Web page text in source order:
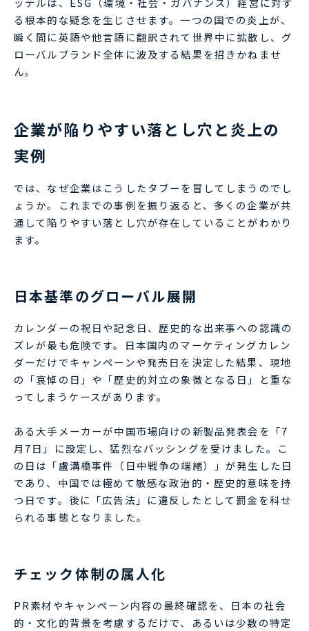
る根本的な疑念を生じさせます。一つの国での炎上が、
瞬く間に英語や他言語に翻訳されて世界中に拡散し、グ
ローバルブランド全体に波及する結果を招きかねませ
ん。
企業が陥りやすい落とし穴と炎上の
実例
では、なぜ企業はこうしたタブーを冒してしまうのでし
ょうか。これまでの事例を振り返ると、多くの企業が共
通して陥りやすい落とし穴が存在していることがわかり
ます。
日本基準のグローバル展開
カレンダーの祝日や記念日、歴史的な出来事への認識の
ズレが最も危険です。日本国内のマーケティングカレン
ダーだけでキャンペーンや発売日を決定した結果、現地
の「哀悼の日」や「歴史的対立の象徴となる日」と重な
ってしまうケースがあります。
ある大手メーカーが中国市場向けの新製品発表会を「7
月7日」に設定し、猛烈なバッシングを受けました。こ
の日は「盧溝橋事件（日中戦争の端緒）」が発生した日
であり、中国では極めて敏感な政治的・歴史的意味を持
つ日です。後に「広告法」に違反したとして罰金を科せ
られる事態となりました。
チェック体制の属人化
PR素材やキャンペーン内容の最終確認を、日本の社会
的・文化的背景を考慮するだけで、あるいは少数の特定